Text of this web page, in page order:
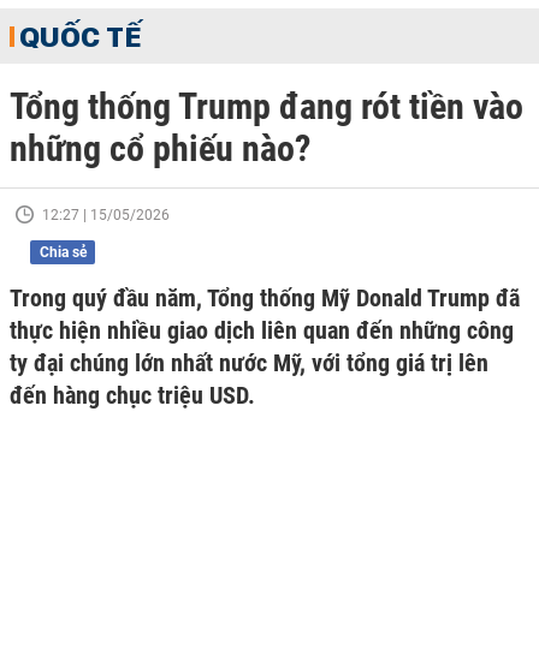
QUỐC TẾ
Tổng thống Trump đang rót tiền vào
những cổ phiếu nào?
12:27 | 15/05/2026
Chia sẻ
Trong quý đầu năm, Tổng thống Mỹ Donald Trump đã
thực hiện nhiều giao dịch liên quan đến những công
ty đại chúng lớn nhất nước Mỹ, với tổng giá trị lên
đến hàng chục triệu USD.